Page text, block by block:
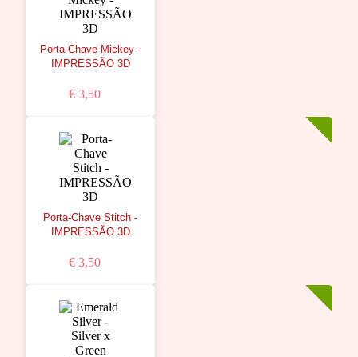
Porta-Chave Mickey -
IMPRESSÃO 3D
€ 3,50
Porta-Chave Stitch -
IMPRESSÃO 3D
€ 3,50